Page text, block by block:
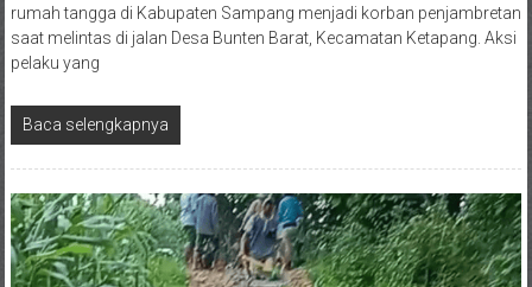
rumah tangga di Kabupaten Sampang menjadi korban penjambretan
saat melintas di jalan Desa Bunten Barat, Kecamatan Ketapang. Aksi
pelaku yang
Baca selengkapnya